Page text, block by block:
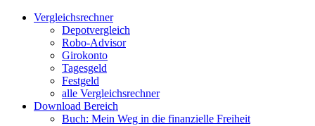
Zum
Facebook
Twitter
Instagram
Pinterest
YouTubeVergleichsrechner
Depotvergleich
Robo-Advisor
Girokonto
Tagesgeld
Festgeld
alle Vergleichsrechner
Download Bereich
Buch: Mein Weg in die finanzielle Freiheit